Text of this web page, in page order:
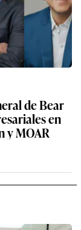
de Bear
en
y MOAR